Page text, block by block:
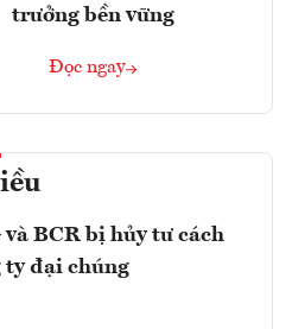
trưởng bền vững
Đọc ngay
và BCR bị hủy tư cách
ty đại chúng